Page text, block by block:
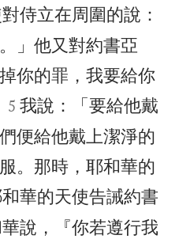
侍立在周圍的說：
」他又對約書亞
你的罪，我要給你


5 我說：「要給他戴
便給他戴上潔淨的
。那時，耶和華的
華的天使告誡約書
華說，『你若遵行我